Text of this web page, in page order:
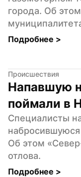
города. Об
Подробнее >
Происшествия
Напавшую
поймали в
Специалисты
Об этом
отлова.
Подробнее >